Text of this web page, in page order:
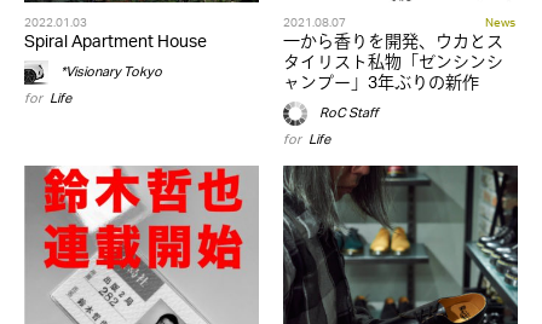
2022.01.03
Spiral Apartment House
*Visionary Tokyo
for Life
2021.08.07 News
一から香りを開発、ウカとス
タイリスト私物「ゼンシンシ
ャンプー」3年ぶりの新作
RoC Staff
for Life